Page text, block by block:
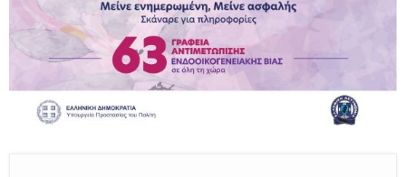
Παραμένουμε Προσεκτικοί
Καλούμε Άμεσα την Πυροσβεστική στο 199 ή στο 112